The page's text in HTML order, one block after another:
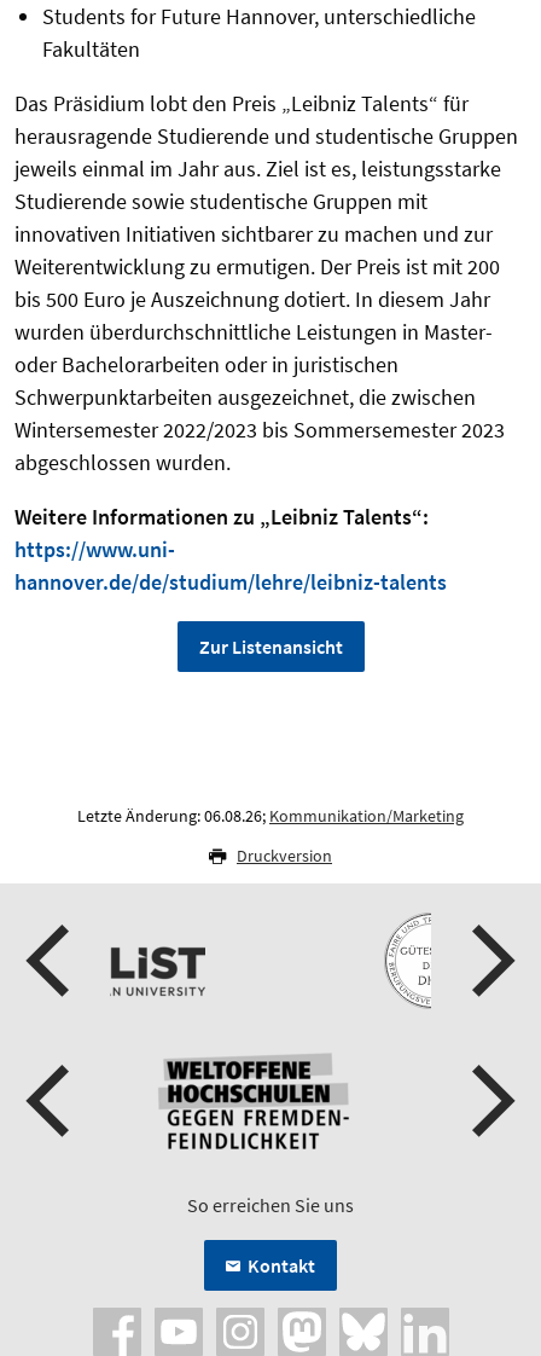
Students for Future Hannover, unterschiedliche
Fakultäten
Das Präsidium lobt den Preis „Leibniz Talents“ für
herausragende Studierende und studentische Gruppen
jeweils einmal im Jahr aus. Ziel ist es, leistungsstarke
Studierende sowie studentische Gruppen mit
innovativen Initiativen sichtbarer zu machen und zur
Weiterentwicklung zu ermutigen. Der Preis ist mit 200
bis 500 Euro je Auszeichnung dotiert. In diesem Jahr
wurden überdurchschnittliche Leistungen in Master-
oder Bachelorarbeiten oder in juristischen
Schwerpunktarbeiten ausgezeichnet, die zwischen
Wintersemester 2022/2023 bis Sommersemester 2023
abgeschlossen wurden.
Weitere Informationen zu „Leibniz Talents“:
https://www.uni-
hannover.de/de/studium/lehre/leibniz-talents
Zur Listenansicht
Letzte Änderung: 06.08.26; Kommunikation/Marketing
Druckversion
So erreichen Sie uns
Kontakt